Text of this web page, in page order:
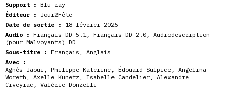
Support : Blu-ray
Éditeur :
Jour2Fête
Date de sortie :
18 février 2025
Audio : Français DD 5.1, Français DD 2.0, Audiodescription
(pour Malvoyants) DD
Sous-titre : Français, Anglais
Avec :
Agnès Jaoui, Philippe Katerine, Édouard Sulpice, Angelina
Woreth, Axelle Kunetz, Isabelle Candelier, Alexandre
Civeyrac, Valérie Donzelli